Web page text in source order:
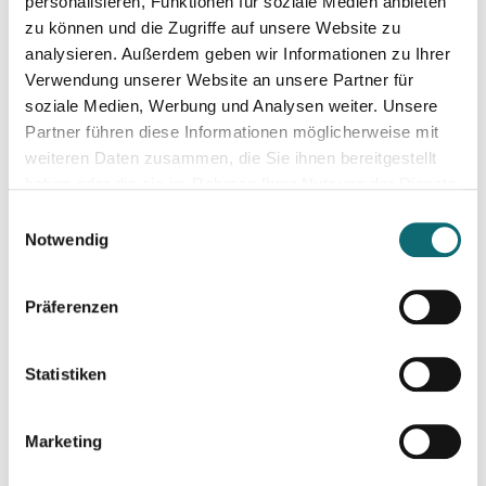
zu können und die Zugriffe auf unsere Website zu
analysieren. Außerdem geben wir Informationen zu Ihrer
Verwendung unserer Website an unsere Partner für
soziale Medien, Werbung und Analysen weiter. Unsere
Partner führen diese Informationen möglicherweise mit
weiteren Daten zusammen, die Sie ihnen bereitgestellt
Notwendig
Präferenzen
Statistiken
Marketing
25.09.2024
RTR - Podcastförderung: Q&A
26.09.2024
Crashkurs LinkedIn
11.10.2024